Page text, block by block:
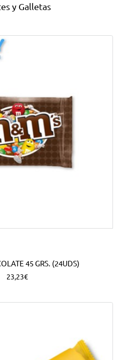
y Galletas
45 GRS. (24UDS)
23,23€